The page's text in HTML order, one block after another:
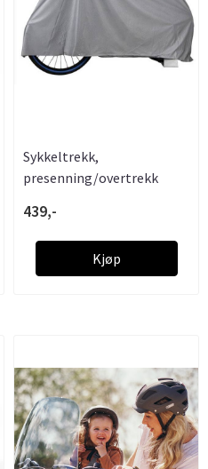
Sykkeltrekk,
presenning/overtrekk
439,-
Kjøp